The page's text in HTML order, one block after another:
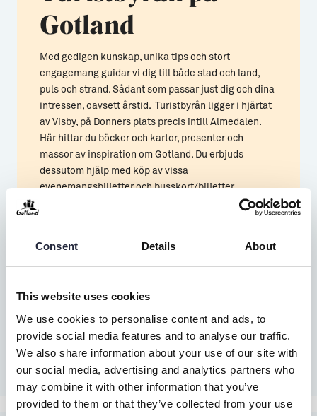
Consent Details About
This website uses cookies
We use cookies to personalise content and ads, to
provide social media features and to analyse our traffic.
We also share information about your use of our site with
our social media, advertising and analytics partners who
may combine it with other information that you’ve
provided to them or that they’ve collected from your use
Gotland
Med gedigen kunskap, unika tips och stort
engagemang guidar vi dig till både stad och land,
puls och strand. Sådant som passar just dig och dina
intressen, oavsett årstid. Turistbyrån ligger i hjärtat
av Visby, på Donners plats precis intill Almedalen.
Här hittar du böcker och kartor, presenter och
massor av inspiration om Gotland. Du erbjuds
dessutom hjälp med köp av vissa
evenemangsbiljetter och busskort/biljetter.
Läs mer